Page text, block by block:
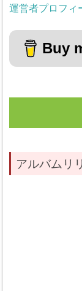
運営者プロフィ
Buy
アルバムリ